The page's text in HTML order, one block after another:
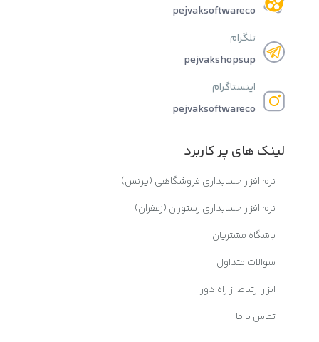
pejvaksoftwareco
تلگرام
pejvakshopsup
اینستاگرام
pejvaksoftwareco
لینک های پر کاربرد
نرم افزار حسابداری فروشگاهی (پرنس)
نرم افزار حسابداری رستوران (زعفران)
باشگاه مشتریان
سوالات متداول
ابزار ارتباط از راه دور
تماس با ما